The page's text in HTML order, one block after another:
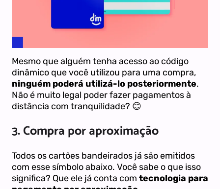
Mesmo que alguém tenha acesso ao código
dinâmico que você utilizou para uma compra,
ninguém poderá utilizá-lo posteriormente.
Não é muito legal poder fazer pagamentos à
distância com tranquilidade? 😊
3. Compra por aproximação
Todos os cartões bandeirados já são emitidos
com esse símbolo abaixo. Você sabe o que isso
significa? Que ele já conta com tecnologia para